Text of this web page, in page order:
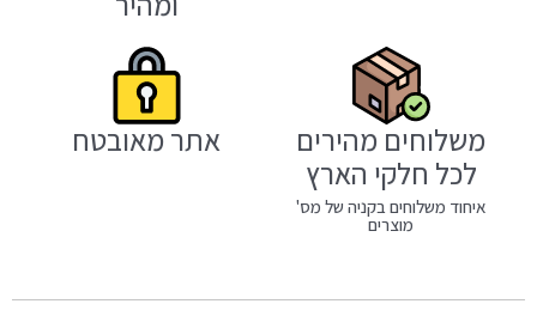
משלוחים מהירים
לכל חלקי הארץ
איחוד משלוחים בקניה של מס'
מוצרים
אתר מאובטח